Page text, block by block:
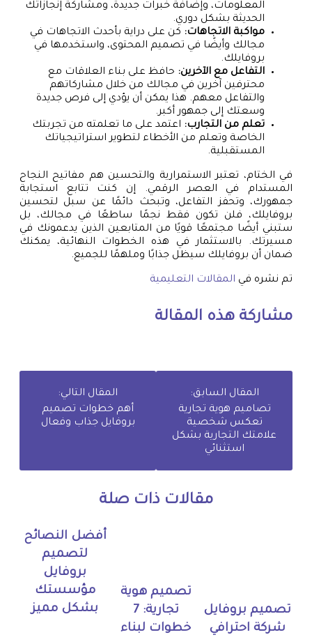
المعلومات، وإضافة خبرات جديدة، ومشاركة إنجازاتك
الحديثة بشكل دوري.
مواكبة الاتجاهات: كن على دراية بأحدث الاتجاهات في
مجالك وأيضًا في تصميم المحتوى، واستخدمها في
بروفايلك.
التفاعل مع الآخرين: حافظ على بناء العلاقات مع
محترفين آخرين في مجالك من خلال مشاركاتهم
والتفاعل معهم. هذا يمكن أن يؤدي إلى فرص جديدة
وسعتك إلى جمهور أكبر.
تعلم من التجارب: اعتمد على ما تعلمته من تجربتك
الخاصة وتعلم من الأخطاء لتطوير استراتيجياتك
المستقبلية.
في الختام، تعتبر الاستمرارية والتحسين هم مفاتيح النجاح
المستدام في العصر الرقمي. إن كنت تتابع استجابة
جمهورك، وتحفز التفاعل، وتبحث دائمًا عن سبل لتحسين
بروفايلك، فلن تكون فقط نجمًا ساطعًا في مجالك، بل
ستبني أيضًا مجتمعًا قويًا من المتابعين الذين يدعمونك في
مسيرتك. بالاستثمار في هذه الخطوات النهائية، يمكنك
ضمان أن بروفايلك سيظل جذابًا وملهمًا للجميع.
تم نشره في المقالات التعليمية
مشاركة هذه المقالة
المقال السابق:
تصاميم هوية تجارية
تعكس شخصية
علامتك التجارية بشكل
استثنائي
المقال التالي:
أهم خطوات تصميم
بروفايل جذاب وفعال
مقالات ذات صلة
تصميم بروفايل
شركة احترافي
تصميم هوية
تجارية: 7
خطوات لبناء
أفضل النصائح
لتصميم
بروفايل
مؤسستك
بشكل مميز